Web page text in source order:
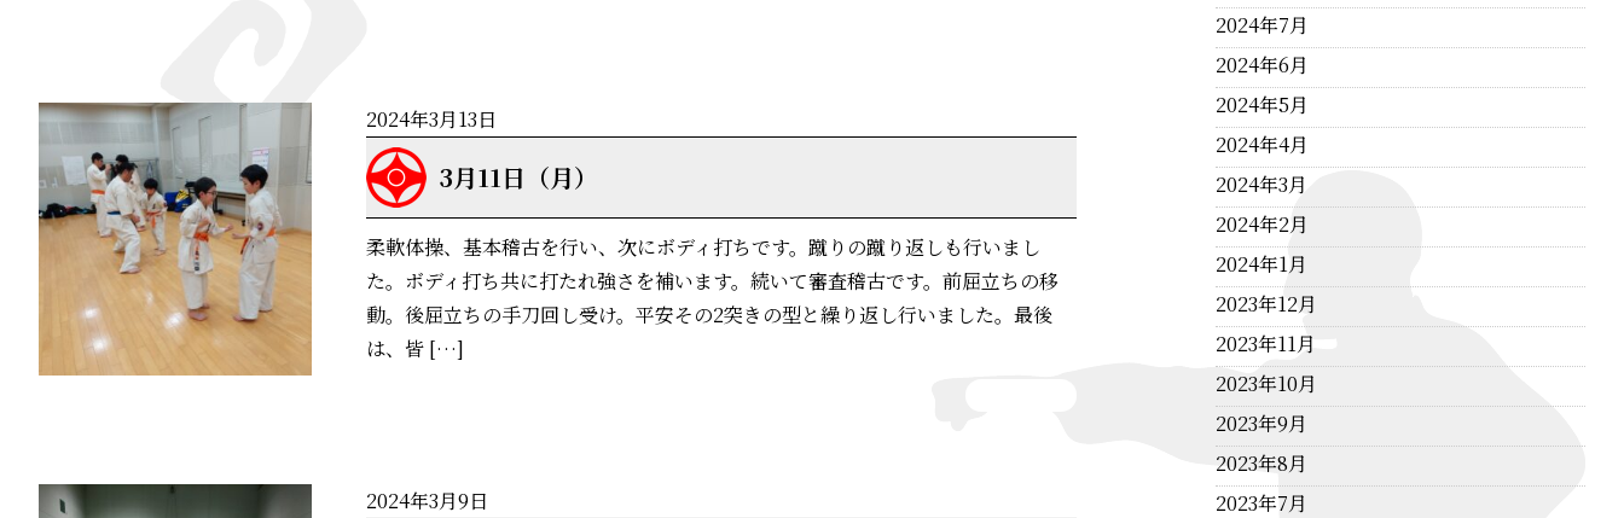
2024年3月13日
3月11日（月）
柔軟体操、基本稽古を行い、次にボディ打ちです。蹴りの蹴り返しも行いまし
た。ボディ打ち共に打たれ強さを補います。続いて審査稽古です。前屈立ちの移
動。後屈立ちの手刀回し受け。平安その2突きの型と繰り返し行いました。最後
は、皆 […]
2024年3月9日
2024年7月
2024年6月
2024年5月
2024年4月
2024年3月
2024年2月
2024年1月
2023年12月
2023年11月
2023年10月
2023年9月
2023年8月
2023年7月